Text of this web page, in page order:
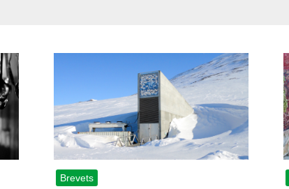
les inconvénients des OGM ?
Brevets